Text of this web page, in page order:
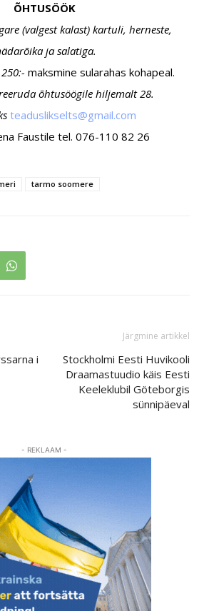
ÕHTUSÖÖK
(valgest kalast) kartuli, herneste,
ja salatiga.
maksmine sularahas kohapeal.
õhtusöögile hiljemalt 28.
moc.l
iamg@
stles
kilsu
daet
Faustile tel. 076-110 82 26
tarmo soomere
i
Järgmine artikkel
Stockholmi Eesti Huvikooli
Draamastuudio käis Eesti
Keeleklubil Göteborgis
sünnipäeval
- REKLAAM -